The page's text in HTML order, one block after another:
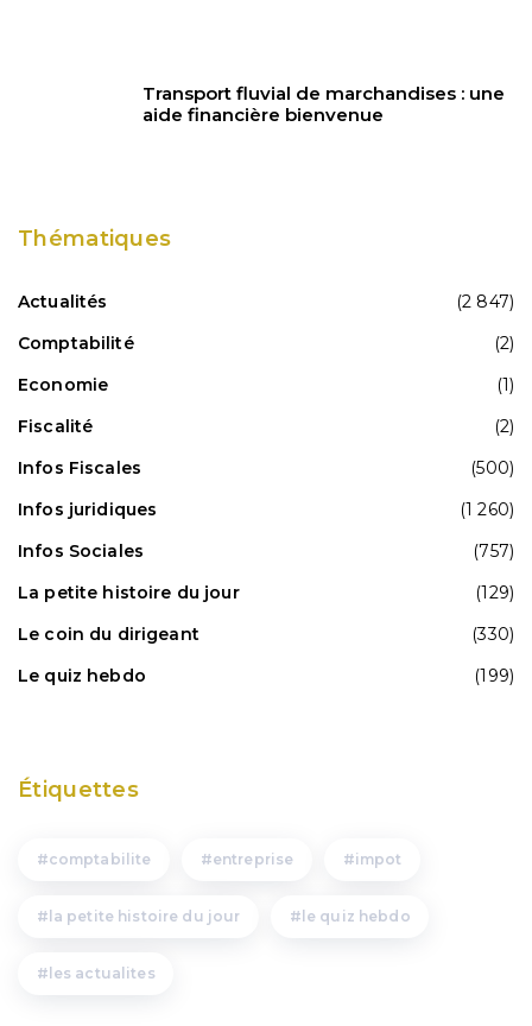
Transport fluvial de marchandises : une
aide financière bienvenue
Thématiques
Actualités
(2 847)
Comptabilité
(2)
Economie
(1)
Fiscalité
(2)
Infos Fiscales
(500)
Infos juridiques
(1 260)
Infos Sociales
(757)
La petite histoire du jour
(129)
Le coin du dirigeant
(330)
Le quiz hebdo
(199)
Étiquettes
comptabilite entreprise impot
la petite histoire du jour le quiz hebdo
les actualites